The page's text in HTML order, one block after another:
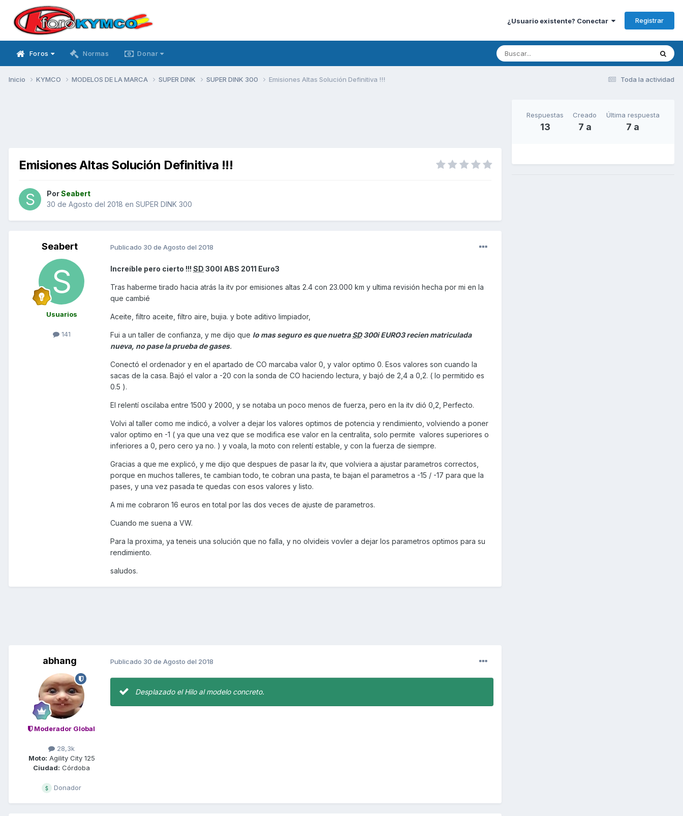
¿Usuario existente? Conectar Registrar
Foros Normas Donar
Toda la actividad
Inicio KYMCO MODELOS DE LA MARCA SUPER DINK SUPER DINK 300 Emisiones Altas Solución Definitiva !!!
Emisiones Altas Solución Definitiva !!!
PorSeabert
30 de Agosto del 2018 en SUPER DINK 300
Seabert
Usuarios
141
Publicado 30 de Agosto del 2018
Increíble pero cierto !!! SD 300I ABS 2011 Euro3
Tras haberme tirado hacia atrás la itv por emisiones altas 2.4 con 23.000 km y ultima revisión hecha por mi en la
que cambié
Aceite, filtro aceite, filtro aire, bujia. y bote aditivo limpiador,
Fui a un taller de confianza, y me dijo que lo mas seguro es que nuetraSD300i EURO3 recien matriculada
nueva, no pase la prueba de gases.
Conectó el ordenador y en el apartado de CO marcaba valor 0, y valor optimo 0. Esos valores son cuando la
sacas de la casa. Bajó el valor a -20 con la sonda de CO haciendo lectura, y bajó de 2,4 a 0,2. ( lo permitido es
0.5 ).
El relentí oscilaba entre 1500 y 2000, y se notaba un poco menos de fuerza, pero en la itv dió 0,2, Perfecto.
Volvi al taller como me indicó, a volver a dejar los valores optimos de potencia y rendimiento, volviendo a poner
valor optimo en -1 ( ya que una vez que se modifica ese valor en la centralita, solo permite valores superiores o
inferiores a 0, pero cero ya no. ) y voala, la moto con relentí estable, y con la fuerza de siempre.
Gracias a que me explicó, y me dijo que despues de pasar la itv, que volviera a ajustar parametros correctos,
porque en muchos talleres, te cambian todo, te cobran una pasta, te bajan el parametros a -15 / -17 para que la
pases, y una vez pasada te quedas con esos valores y listo.
A mi me cobraron 16 euros en total por las dos veces de ajuste de parametros.
Cuando me suena a VW.
Para la proxima, ya teneis una solución que no falla, y no olvideis vovler a dejar los parametros optimos para su
rendimiento.
saludos.
abhang
Moderador Global
28,3k
Moto: Agility City 125
Ciudad: Córdoba
Donador
Publicado 30 de Agosto del 2018
Desplazado el Hilo al modelo concreto.
Respuestas
13
Creado
7 a
Última respuesta
7 a